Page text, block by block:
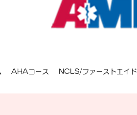
AHAコース NCLS/ファーストエイド